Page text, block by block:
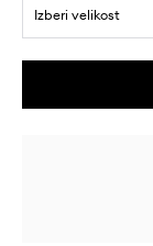
Izberi velikost